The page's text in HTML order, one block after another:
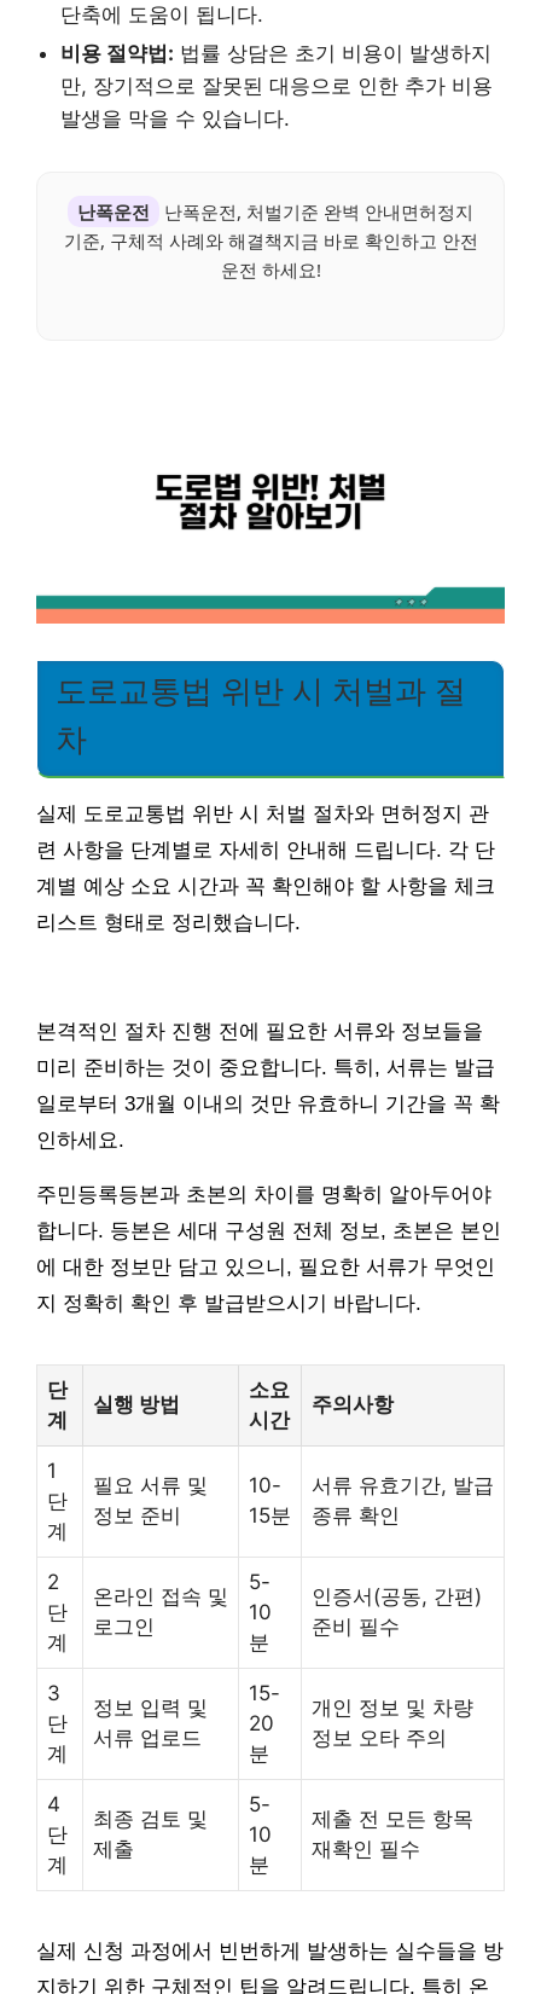
단축에 도움이 됩니다.
비용 절약법: 법률 상담은 초기 비용이 발생하지
만, 장기적으로 잘못된 대응으로 인한 추가 비용
발생을 막을 수 있습니다.
난폭운전
난폭운전, 처벌기준 완벽 안내면허정지
기준, 구체적 사례와 해결책지금 바로 확인하고 안전
운전 하세요!
도로교통법 위반 시 처벌과 절
차
실제 도로교통법 위반 시 처벌 절차와 면허정지 관
련 사항을 단계별로 자세히 안내해 드립니다. 각 단
계별 예상 소요 시간과 꼭 확인해야 할 사항을 체크
리스트 형태로 정리했습니다.
본격적인 절차 진행 전에 필요한 서류와 정보들을
미리 준비하는 것이 중요합니다. 특히, 서류는 발급
일로부터 3개월 이내의 것만 유효하니 기간을 꼭 확
인하세요.
주민등록등본과 초본의 차이를 명확히 알아두어야
합니다. 등본은 세대 구성원 전체 정보, 초본은 본인
에 대한 정보만 담고 있으니, 필요한 서류가 무엇인
지 정확히 확인 후 발급받으시기 바랍니다.
단
계
실행 방법
소요
시간
주의사항
1
단
계
필요 서류 및
정보 준비
10-
15분
서류 유효기간, 발급
종류 확인
2
단
계
온라인 접속 및
로그인
5-
10
분
인증서(공동, 간편)
준비 필수
3
단
계
정보 입력 및
서류 업로드
15-
20
분
개인 정보 및 차량
정보 오타 주의
4
단
계
최종 검토 및
제출
5-
10
분
제출 전 모든 항목
재확인 필수
실제 신청 과정에서 빈번하게 발생하는 실수들을 방
지하기 위한 구체적인 팁을 알려드립니다. 특히 온